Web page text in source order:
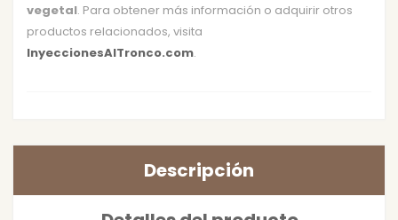
vegetal. Para obtener más información o adquirir otros
productos relacionados, visita
InyeccionesAlTronco.com.
Descripción